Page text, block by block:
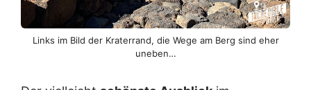
Links im Bild der Kraterrand, die Wege am Berg sind eher
uneben…